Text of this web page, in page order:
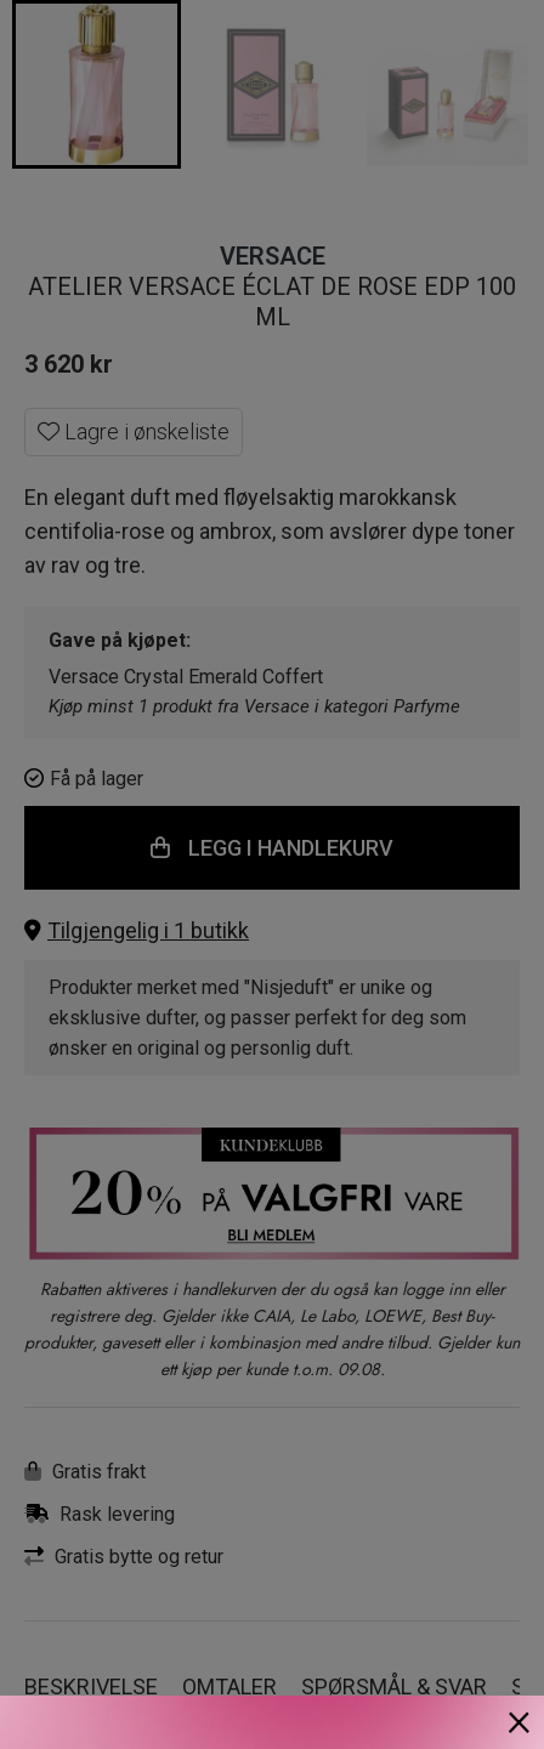
VERSACE
ATELIER VERSACE ÉCLAT DE ROSE EDP 100
ML
3 620 kr
Lagre i ønskeliste
En elegant duft med fløyelsaktig marokkansk
centifolia-rose og ambrox, som avslører dype toner
av rav og tre.
Gave på kjøpet:
Versace Crystal Emerald Coffert
Kjøp minst 1 produkt fra Versace i kategori Parfyme
Få på lager
LEGG I HANDLEKURV
Tilgjengelig i 1 butikk
Produkter merket med "Nisjeduft" er unike og
eksklusive dufter, og passer perfekt for deg som
ønsker en original og personlig duft.
Rabatten aktiveres i handlekurven der du også kan logge inn eller
registrere deg. Gjelder ikke CAIA, Le Labo, LOEWE, Best Buy-
produkter, gavesett eller i kombinasjon med andre tilbud. Gjelder kun
ett kjøp per kunde t.o.m. 09.08.
Gratis frakt
Rask levering
Gratis bytte og retur
BESKRIVELSE OMTALER SPØRSMÅL & SVAR
×